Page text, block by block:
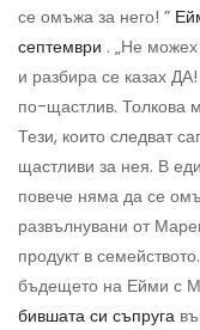
се омъжа за него! ”
септември . „Не
и разбира се казах
по-щастлив. Толкова
Тези, които следват
щастливи за нея. В
повече няма да се
развълнувани от
продукт в
бъдещето на Ейми с
бившата си съпруга